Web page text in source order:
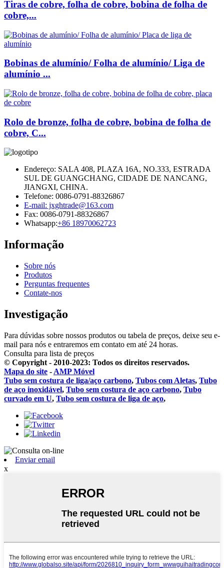
Tiras de cobre, folha de cobre, bobina de folha de
cobre,...
Bobinas de alumínio/ Folha de alumínio/ Liga de
alumínio ...
Rolo de bronze, folha de cobre, bobina de folha de
cobre, C...
Endereço: SALA 408, PLAZA 16A, NO.333, ESTRADA
SUL DE GUANGCHANG, CIDADE DE NANCANG,
JIANGXI, CHINA.
Telefone: 0086-0791-88326867
E-mail: jxghtrade@163.com
Fax: 0086-0791-88326867
Whatsapp:+86 18970062723
Informação
Sobre nós
Produtos
Perguntas frequentes
Contate-nos
Investigação
Para dúvidas sobre nossos produtos ou tabela de preços, deixe seu e-
mail para nós e entraremos em contato em até 24 horas.
Consulta para lista de preços
© Copyright - 2010-2023: Todos os direitos reservados.
Mapa do site - AMP Móvel
Tubo sem costura de liga/aço carbono, Tubos com Aletas, Tubo
de aço inoxidável, Tubo sem costura de aço carbono, Tubo
curvado em U, Tubo sem costura de liga de aço,
Enviar email
x